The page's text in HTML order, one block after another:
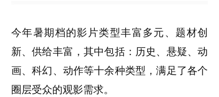
今年暑期档的影片类型丰富多元、题材创
新、供给丰富，其中包括：历史、悬疑、动
画、科幻、动作等十余种类型，满足了各个
圈层受众的观影需求。